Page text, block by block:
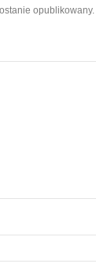
opublikowany.